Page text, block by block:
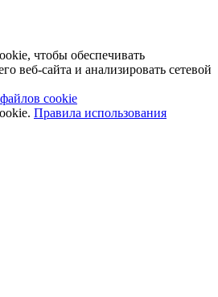
чтобы обеспечивать
веб-сайта и анализировать сетевой
cookie
Правила использования